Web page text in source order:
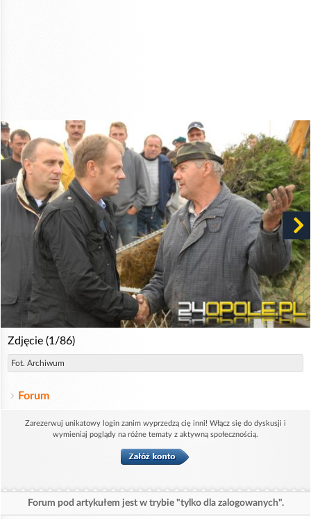
Zdjęcie (1/86)
Fot. Archiwum
Forum
Zarezerwuj unikatowy login zanim wyprzedzą cię inni! Włącz się do dyskusji i
wymieniaj poglądy na różne tematy z aktywną społecznością.
Forum pod artykułem jest w trybie "tylko dla zalogowanych".